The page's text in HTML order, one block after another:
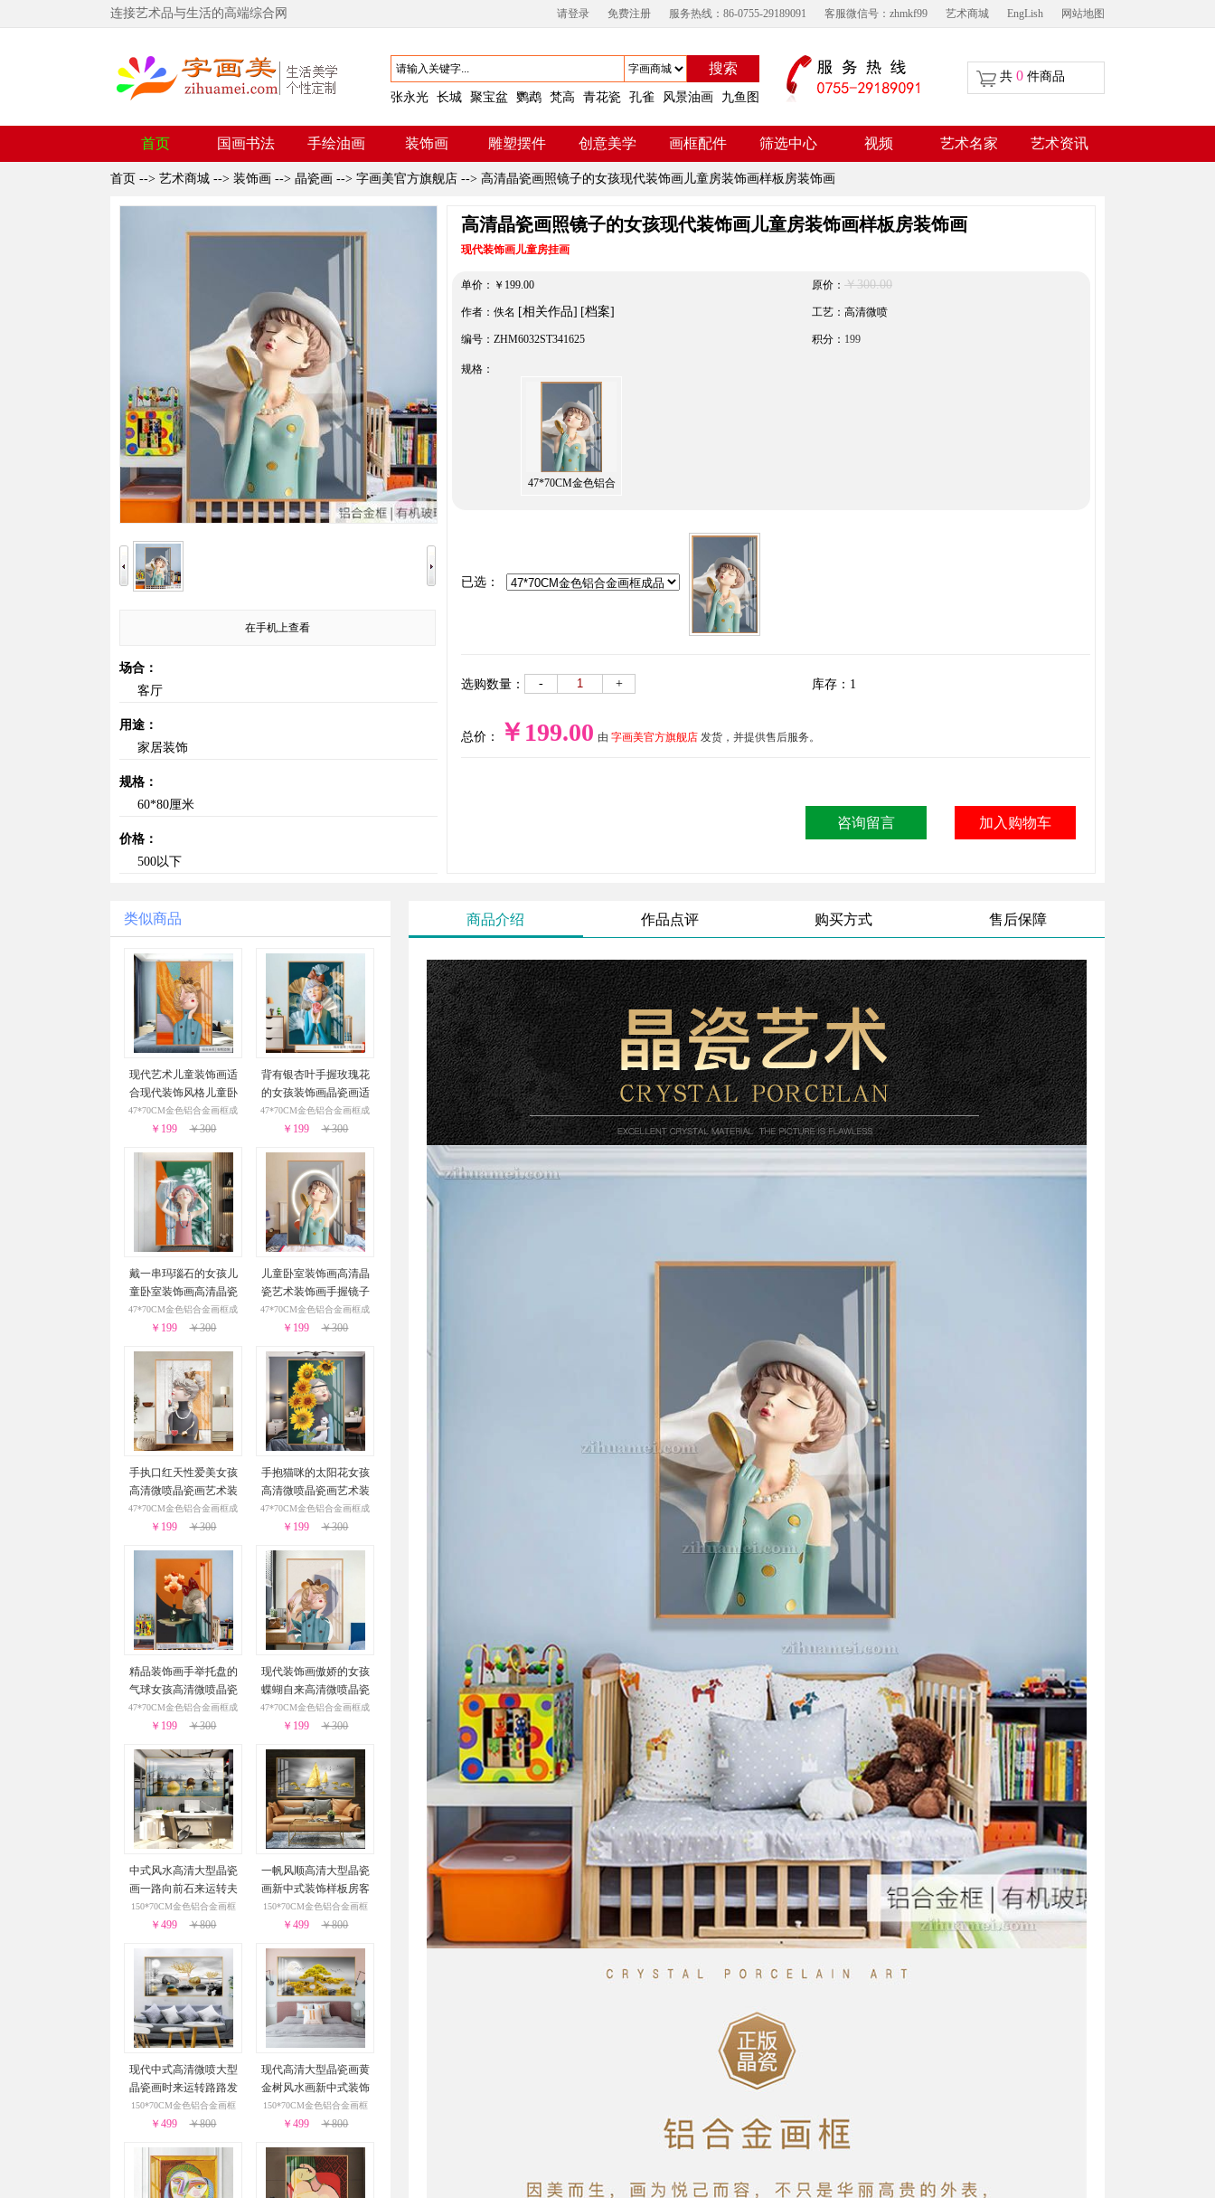
连接艺术品与生活的高端综合网 请登录 免费注册 服务热线：86-0755-29189091 客服微信号：zhmkf99 艺术商城 EngLish 网站地图
搜索
张永光 长城 聚宝盆 鹦鹉 梵高 青花瓷 孔雀 风景油画 九鱼图
共 0 件商品
首页 国画书法 手绘油画 装饰画 雕塑摆件 创意美学 画框配件 筛选中心 视频 艺术名家 艺术资讯
首页 --> 艺术商城 --> 装饰画 --> 晶瓷画 --> 字画美官方旗舰店 --> 高清晶瓷画照镜子的女孩现代装饰画儿童房装饰画样板房装饰画
在手机上查看
场合：
客厅
用途：
家居装饰
规格：
60*80厘米
价格：
500以下
高清晶瓷画照镜子的女孩现代装饰画儿童房装饰画样板房装饰画
现代装饰画儿童房挂画
单价： ￥ 199.00 原价： ￥300.00
作者：佚名 [相关作品] [档案] 工艺：高清微喷
编号：ZHM6032ST341625 积分： 199
规格：
47*70CM金色铝合
已选：
选购数量： - + 库存： 1
总价： ￥199.00 由 字画美官方旗舰店 发货，并提供售后服务。
类似商品
现代艺术儿童装饰画适
合现代装饰风格儿童卧
室装饰画
47*70CM金色铝合金画框成
￥199 ￥300
背有银杏叶手握玫瑰花
的女孩装饰画晶瓷画适
合儿童卧室的装饰画
47*70CM金色铝合金画框成
￥199 ￥300
戴一串玛瑙石的女孩儿
童卧室装饰画高清晶瓷
艺术装饰画
47*70CM金色铝合金画框成
￥199 ￥300
儿童卧室装饰画高清晶
瓷艺术装饰画手握镜子
的女孩适合卧室的装饰
47*70CM金色铝合金画框成
￥199 ￥300
手执口红天性爱美女孩
高清微喷晶瓷画艺术装
饰画儿童房挂画
47*70CM金色铝合金画框成
￥199 ￥300
手抱猫咪的太阳花女孩
高清微喷晶瓷画艺术装
饰画儿童房挂画
47*70CM金色铝合金画框成
￥199 ￥300
精品装饰画手举托盘的
气球女孩高清微喷晶瓷
画艺术装饰画儿童房挂
47*70CM金色铝合金画框成
￥199 ￥300
现代装饰画傲娇的女孩
蝶蝴自来高清微喷晶瓷
画艺术装饰画儿童房挂
47*70CM金色铝合金画框成
￥199 ￥300
中式风水高清大型晶瓷
画一路向前石来运转夫
妻恩爱新中式装饰画
150*70CM金色铝合金画框
￥499 ￥800
一帆风顺高清大型晶瓷
画新中式装饰样板房客
厅大厅装饰画
150*70CM金色铝合金画框
￥499 ￥800
现代中式高清微喷大型
晶瓷画时来运转路路发
新中式装饰样板房客厅
装饰画
150*70CM金色铝合金画框
￥499 ￥800
现代高清大型晶瓷画黄
金树风水画新中式装饰
样板房客厅装饰画
150*70CM金色铝合金画框
￥499 ￥800
商品介绍 作品点评 购买方式 售后保障